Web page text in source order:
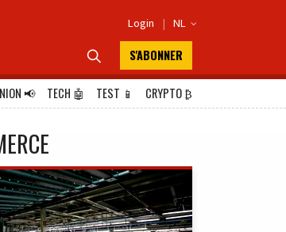
Login | NL 
 S'ABONNER
📢 TECH 🤖 TEST 📱 CRYPTO₿